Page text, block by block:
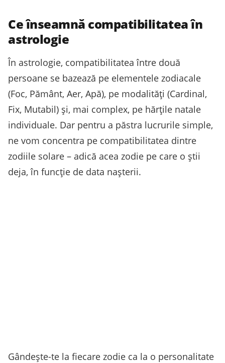
Ce înseamnă compatibilitatea în
astrologie
În astrologie, compatibilitatea între două
persoane se bazează pe elementele zodiacale
(Foc, Pământ, Aer, Apă), pe modalități (Cardinal,
Fix, Mutabil) și, mai complex, pe hărțile natale
individuale. Dar pentru a păstra lucrurile simple,
ne vom concentra pe compatibilitatea dintre
zodiile solare – adică acea zodie pe care o știi
deja, în funcție de data nașterii.
Gândește-te la fiecare zodie ca la o personalitate